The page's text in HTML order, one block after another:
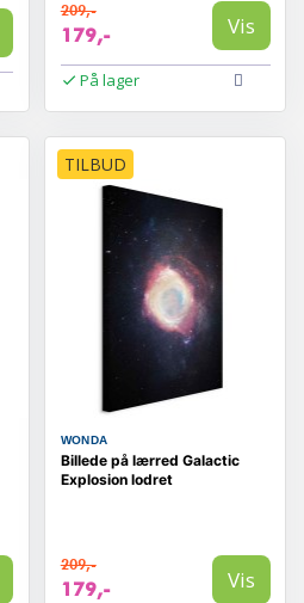
209,-
179,- Vis
På lager
TILBUD
WONDA
Billede på lærred Galactic
Explosion lodret
209,-
179,- Vis